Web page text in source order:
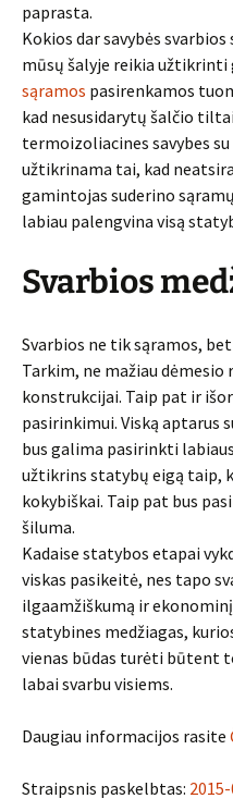
paprasta.
Kokios dar savybės
mūsų šalyje reikia užtikrinti
sąramos pasirenkamos
kad nesusidarytų šalčio
termoizoliacines savybes
užtikrinama tai, kad
gamintojas suderino
labiau palengvina visą
Svarbios
Svarbios ne tik sąramos,
Tarkim, ne mažiau
konstrukcijai. Taip pat ir
pasirinkimui. Viską aptarus
bus galima pasirinkti
užtikrins statybų eigą taip,
kokybiškai. Taip pat bus
šiluma.
Kadaise statybos etapai
viskas pasikeitė, nes tapo
ilgaamžiškumą ir
statybines medžiagas,
vienas būdas turėti būtent
labai svarbu visiems.
Daugiau informacijos rasite
Straipsnis paskelbtas: